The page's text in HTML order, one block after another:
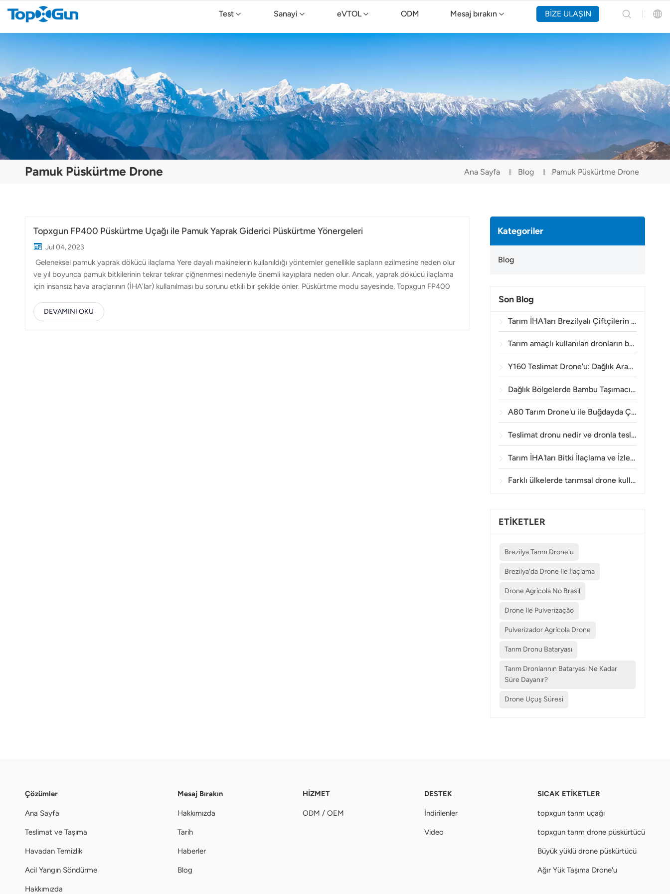
Test Sanayi eVTOL ODM Mesaj bırakın BİZE ULAŞIN
Русский
Português(Portugal)
Português(Brasil)
Türkçe
Pamuk Püskürtme Drone Ana Sayfa Blog Pamuk Püskürtme Drone
Kategoriler
Blog
Son Blog
Tarım İHA'ları Brezilyalı Çiftçilerin Bitki İlaçlama İşlemlerini Geliştirmelerine Nasıl Yardımcı Oluyor?
Tarım amaçlı kullanılan dronların bataryası ne kadar süre dayanır?
Y160 Teslimat Drone'u: Dağlık Arazide Enerji Kulesi Malzemelerini Taşımak İçin Daha Güvenli ve Verimli Bir Yöntem
Dağlık Bölgelerde Bambu Taşımacılığı: TOPXGUN Y160 Ormandan Toplama Noktasına Yeni Bir Rota Nasıl Açıyor?
A80 Tarım Drone'u ile Buğdayda Çıkış Öncesi Yabancı Ot Kontrolünde Etkinlik
Teslimat dronu nedir ve dronla teslimat nasıl çalışır?
Tarım İHA'ları Bitki İlaçlama ve İzleme İşlemlerinde Ne Kadar Doğru Sonuç Veriyor?
Farklı ülkelerde tarımsal drone kullanımına ilişkin hangi düzenlemeler geçerlidir?
ETİKETLER
Brezilya Tarım Drone'u
Brezilya'da Drone Ile İlaçlama
Drone Agrícola No Brasil
Drone Ile Pulverização
Pulverizador Agrícola Drone
Tarım Dronu Bataryası
Tarım Dronlarının Bataryası Ne Kadar
Süre Dayanır?
Drone Uçuş Süresi
Topxgun FP400 Püskürtme Uçağı ile Pamuk Yaprak Giderici Püskürtme Yönergeleri
Jul 04, 2023
Geleneksel pamuk yaprak dökücü ilaçlama Yere dayalı makinelerin kullanıldığı yöntemler genellikle sapların ezilmesine neden olur
ve yıl boyunca pamuk bitkilerinin tekrar tekrar çiğnenmesi nedeniyle önemli kayıplara neden olur. Ancak, yaprak dökücü ilaçlama
için insansız hava araçlarının (İHA'lar) kullanılması bu sorunu etkili bir şekilde önler. Püskürtme modu sayesinde, Topxgun FP400
yöntemlerin iş yükünün 5-8 katını tek bir günde gerçekleştirebilmektedir. Peki, yaprak dökücü ilaçlama için dron kullanırken nelere
dikkat etmelisiniz? 1. Hava koşullarına dikkat edin ve uygun çalışma süresini seçin.12°C - 35°C arasındaki sıcaklıklarda, açık
DEVAMINI OKU
Çözümler
Ana Sayfa
Teslimat ve Taşıma
Havadan Temizlik
Acil Yangın Söndürme
Hakkımızda
Mesaj Bırakın
Hakkımızda
Tarih
Haberler
Blog
HİZMET
ODM / OEM
DESTEK
İndirilenler
Video
SICAK ETİKETLER
topxgun tarım uçağı
topxgun tarım drone püskürtücü
Büyük yüklü drone püskürtücü
Ağır Yük Taşıma Drone'u